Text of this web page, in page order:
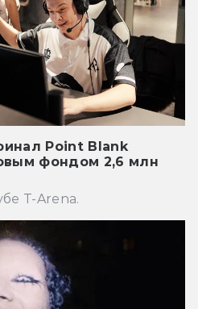
Point Blank
фондом 2,6 млн
T-Arena.